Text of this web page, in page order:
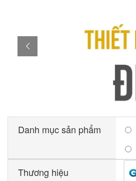
Danh mục sản phẩm
Thương hiệu